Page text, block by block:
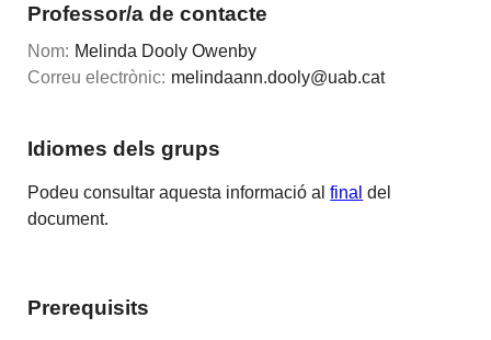
Professor/a de contacte
Nom: Melinda Dooly Owenby
Correu electrònic: melindaann.dooly@uab.cat
Idiomes dels grups
Podeu consultar aquesta informació alfinal del
document.
Prerequisits